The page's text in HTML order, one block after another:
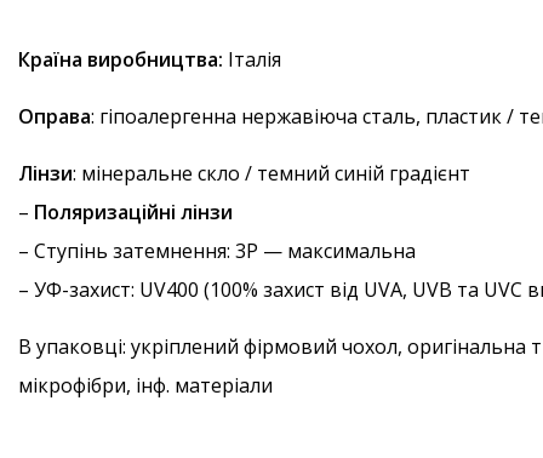
Країна виробництва: Італія
Оправа: гіпоалергенна нержавіюча сталь, пластик /
Лінзи: мінеральне скло / темний синій градієнт
– Поляризаційні лінзи
– Ступінь затемнення: 3P — максимальна
– УФ-захист: UV400 (100% захист від UVA, UVB та
В упаковці: укріплений фірмовий чохол, оригінальна
мікрофібри, інф. матеріали